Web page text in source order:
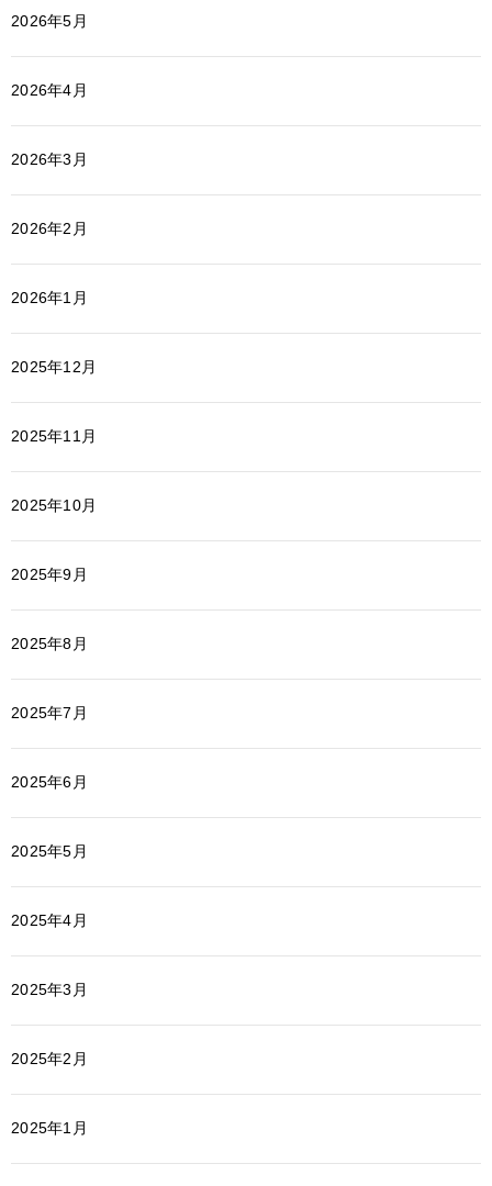
2026年5月
2026年4月
2026年3月
2026年2月
2026年1月
2025年12月
2025年11月
2025年10月
2025年9月
2025年8月
2025年7月
2025年6月
2025年5月
2025年4月
2025年3月
2025年2月
2025年1月